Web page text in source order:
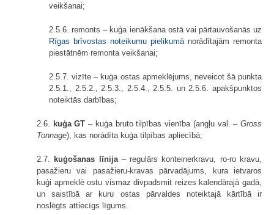
veikšanai;
2.5.6. remonts – kuģa ienākšana ostā vai pārtauvošanās uz
Rīgas brīvostas noteikumu pielikumānorādītajām remonta
piestātnēm remonta veikšanai;
2.5.7. vizīte – kuģa ostas apmeklējums, neveicot šā punkta
2.5.1., 2.5.2., 2.5.3., 2.5.4., 2.5.5. un 2.5.6. apakšpunktos
noteiktās darbības;
2.6. kuģa GT – kuģa bruto tilpības vienība (angļu val. –Gross
Tonnage), kas norādīta kuģa tilpības apliecībā;
2.7. kuģošanas līnija– regulārs konteinerkravu, ro-ro kravu,
pasažieru vai pasažieru-kravas pārvadājums, kura ietvaros
kuģi apmeklē ostu vismaz divpadsmit reizes kalendārajā gadā,
un saistībā ar kuru ostas pārvaldes noteiktajā kārtībā ir
noslēgts attiecīgs līgums.